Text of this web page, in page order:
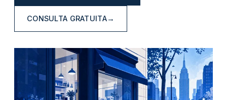
CONSULTA GRATUITA→